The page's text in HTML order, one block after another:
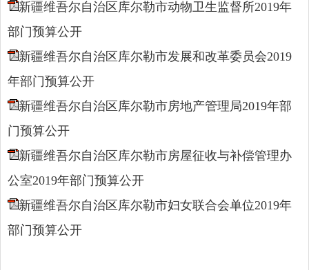
新疆维吾尔自治区库尔勒市动物卫生监督所2019年
部门预算公开
新疆维吾尔自治区库尔勒市发展和改革委员会2019
年部门预算公开
新疆维吾尔自治区库尔勒市房地产管理局2019年部
门预算公开
新疆维吾尔自治区库尔勒市房屋征收与补偿管理办
公室2019年部门预算公开
新疆维吾尔自治区库尔勒市妇女联合会单位2019年
部门预算公开